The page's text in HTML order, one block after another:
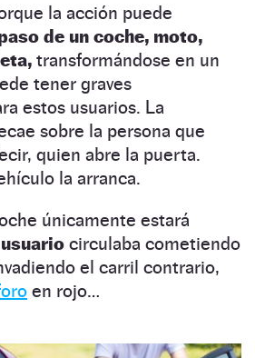
la acción puede
de un coche, moto,
transformándose en un
tener graves
estos usuarios. La
sobre la persona que
quien abre la puerta.
la arranca.
únicamente estará
circulaba cometiendo
el carril contrario,
en rojo…